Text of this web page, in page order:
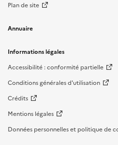
Plan de site
Annuaire
Informations légales
Accessibilité : conformité partielle
Conditions générales d'utilisation
Crédits
Mentions légales
Données personnelles et politique de